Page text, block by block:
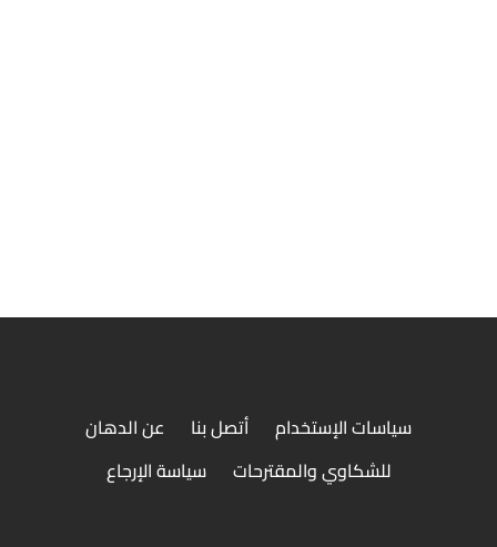
عن الدهان أتصل بنا
سياسات الإستخدام
سياسة الإرجاع
للشكاوي والمقترحات